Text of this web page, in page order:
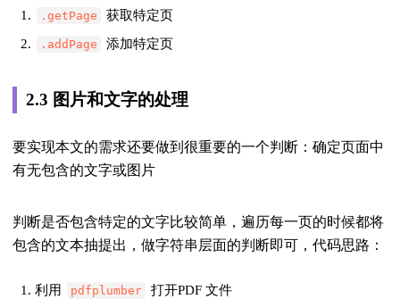
.getPage 获取特定页
.addPage 添加特定页
2.3 图片和文字的处理
要实现本文的需求还要做到很重要的一个判断： 确定页面中
有无包含的文字或图片
判断是否包含特定的文字比较简单，遍历每一页的时候都将
包含的文本抽提出，做字符串层面的判断即可，代码思路：
利用 pdfplumber
打开PDF 文件